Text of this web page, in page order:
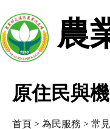
農
原住民與
首頁 > 為民服務 > 常